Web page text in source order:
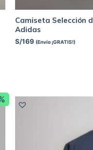
Camiseta Selección
Adidas
S/169 (Envío ¡GRATIS!)